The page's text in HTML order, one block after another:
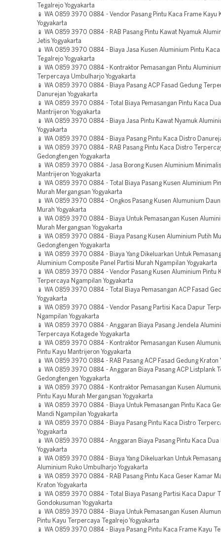
Tegalrejo Yogyakarta
📱 WA 0859 3970 0884 - Vendor Pasang Pintu Kaca Frame Kayu
Yogyakarta
📱 WA 0859 3970 0884 - RAB Pasang Pintu Kawat Nyamuk
Jetis Yogyakarta
📱 WA 0859 3970 0884 - Biaya Jasa Kusen Aluminium Pintu
Tegalrejo Yogyakarta
📱 WA 0859 3970 0884 - Kontraktor Pemasangan Pintu
Terpercaya Umbulharjo Yogyakarta
📱 WA 0859 3970 0884 - Biaya Pasang ACP Fasad Gedung
Danurejan Yogyakarta
📱 WA 0859 3970 0884 - Total Biaya Pemasangan Pintu Kaca
Mantrijeron Yogyakarta
📱 WA 0859 3970 0884 - Biaya Jasa Pintu Kawat Nyamuk
Yogyakarta
📱 WA 0859 3970 0884 - Biaya Pasang Pintu Kaca Distro
📱 WA 0859 3970 0884 - RAB Pasang Pintu Kaca Distro
Gedongtengen Yogyakarta
📱 WA 0859 3970 0884 - Jasa Borong Kusen Aluminium
Mantrijeron Yogyakarta
📱 WA 0859 3970 0884 - Total Biaya Pasang Kusen Aluminium
Murah Mergangsan Yogyakarta
📱 WA 0859 3970 0884 - Ongkos Pasang Kusen Alumunium
Murah Yogyakarta
📱 WA 0859 3970 0884 - Biaya Untuk Pemasangan Kusen
Murah Mergangsan Yogyakarta
📱 WA 0859 3970 0884 - Biaya Pasang Kusen Aluminium Putih
Gedongtengen Yogyakarta
📱 WA 0859 3970 0884 - Biaya Yang Dikeluarkan Untuk
Aluminium Composite Panel Partisi Murah Ngampilan Yogyakarta
📱 WA 0859 3970 0884 - Vendor Pasang Kusen Aluminium Pintu
Terpercaya Ngampilan Yogyakarta
📱 WA 0859 3970 0884 - Total Biaya Pemasangan ACP Fasad
Yogyakarta
📱 WA 0859 3970 0884 - Vendor Pasang Partisi Kaca Dapur
Ngampilan Yogyakarta
📱 WA 0859 3970 0884 - Anggaran Biaya Pasang Jendela
Terpercaya Kotagede Yogyakarta
📱 WA 0859 3970 0884 - Kontraktor Pemasangan Kusen
Pintu Kayu Mantrijeron Yogyakarta
📱 WA 0859 3970 0884 - RAB Pasang ACP Fasad Gedung Kraton
📱 WA 0859 3970 0884 - Anggaran Biaya Pasang ACP Listplank
Gedongtengen Yogyakarta
📱 WA 0859 3970 0884 - Kontraktor Pemasangan Kusen
Pintu Kayu Murah Mergangsan Yogyakarta
📱 WA 0859 3970 0884 - Biaya Untuk Pemasangan Pintu Kaca
Mandi Ngampilan Yogyakarta
📱 WA 0859 3970 0884 - Biaya Pasang Pintu Kaca Distro
Yogyakarta
📱 WA 0859 3970 0884 - Anggaran Biaya Pasang Pintu Kaca Dua
Yogyakarta
📱 WA 0859 3970 0884 - Biaya Yang Dikeluarkan Untuk
Aluminium Ruko Umbulharjo Yogyakarta
📱 WA 0859 3970 0884 - RAB Pasang Pintu Kaca Geser Kamar
Kraton Yogyakarta
📱 WA 0859 3970 0884 - Total Biaya Pasang Partisi Kaca Dapur
Gondokusuman Yogyakarta
📱 WA 0859 3970 0884 - Biaya Untuk Pemasangan Kusen
Pintu Kayu Terpercaya Tegalrejo Yogyakarta
📱 WA 0859 3970 0884 - Biaya Pasang Pintu Kaca Frame Kayu